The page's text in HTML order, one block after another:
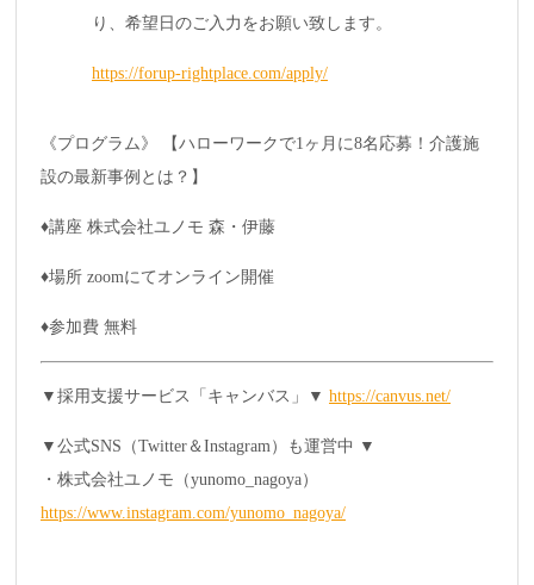
り、希望日のご入力をお願い致します。
https://forup-rightplace.com/apply/
《プログラム》 【ハローワークで1ヶ月に8名応募！介護施
設の最新事例とは？】
♦講座 株式会社ユノモ 森・伊藤
♦場所 zoomにてオンライン開催
♦参加費 無料
▼採用支援サービス「キャンバス」▼ https://canvus.net/
▼公式SNS（Twitter＆Instagram）も運営中 ▼
・株式会社ユノモ（yunomo_nagoya）
https://www.instagram.com/yunomo_nagoya/